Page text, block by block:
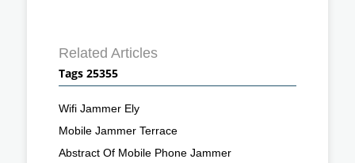
Related Articles
Tags 25355
Wifi Jammer Ely
Mobile Jammer Terrace
Abstract Of Mobile Phone Jammer